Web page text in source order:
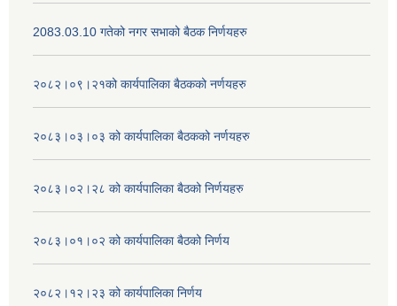
2083.03.10 गतेको नगर सभाको बैठक निर्णयहरु
२०८२।०९।२१को कार्यपालिका बैठकको नर्णयहरु
२०८३।०३।०३ को कार्यपालिका बैठकको नर्णयहरु
२०८३।०२।२८ को कार्यपालिका बैठको निर्णयहरु
२०८३।०१।०२ को कार्यपालिका बैठको निर्णय
२०८२।१२।२३ को कार्यपालिका निर्णय